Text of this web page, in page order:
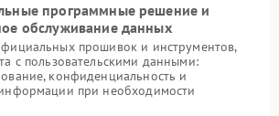
программные решение и
обслуживание данных
прошивок и инструментов,
с пользовательскими данными:
конфиденциальность и
при необходимости